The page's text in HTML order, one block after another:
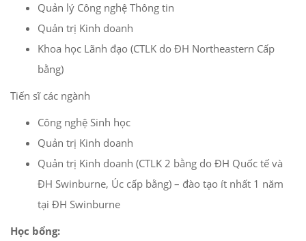
Quản lý Công nghệ Thông tin
Quản trị Kinh doanh
Khoa học Lãnh đạo (CTLK do ĐH Northeastern Cấp
bằng)
Tiến sĩ các ngành
Công nghệ Sinh học
Quản trị Kinh doanh
Quản trị Kinh doanh (CTLK 2 bằng do ĐH Quốc tế và
ĐH Swinburne, Úc cấp bằng) – đào tạo ít nhất 1 năm
tại ĐH Swinburne
Học bổng: